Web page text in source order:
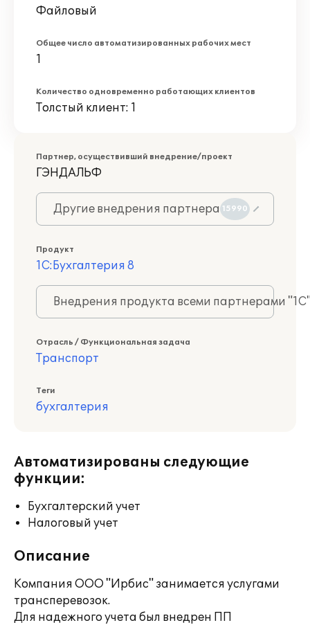
Файловый
Общее число автоматизированных рабочих мест
1
Количество одновременно работающих клиентов
Толстый клиент: 1
Партнер, осуществивший внедрение/проект
ГЭНДАЛЬФ
Другие внедрения партнера 15990
Продукт
1С:Бухгалтерия 8
Внедрения продукта всеми партнерами
Отрасль / Функциональная задача
Транспорт
Теги
бухгалтерия
Автоматизированы следующие
функции:
Бухгалтерский учет
Налоговый учет
Описание
Компания ООО "Ирбис" занимается услугами
трансперевозок.
Для надежного учета был внедрен ПП